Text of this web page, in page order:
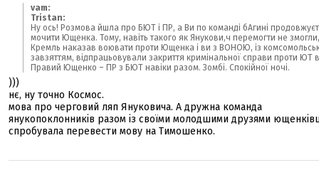
vam:
Tristan:
Ну ось! Розмова йшла про БЮТ і ПР, а Ви по команді бАгині
мочити Ющенка. Тому, навіть такого як Янукови,ч перемогти не
Кремль наказав воювати проти Ющенка і ви з ВОНОЮ, із
завзяттям, відпрацьовували закриття кримінальної справи проти ЮТ в
Правий Ющенко – ПР з БЮТ навіки разом. Зомбі. Спокійної ночі.
)))
нє, ну точно Космос.
мова про черговий ляп Януковича. А дружна команда
янукопоклонників разом із своїми молодшими друзями
спробувала перевести мову на Тимошенко.